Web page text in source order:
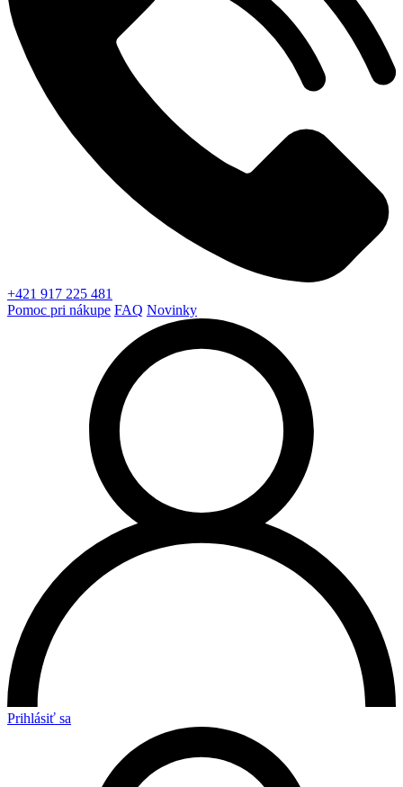
+421 917 225 481
Pomoc pri nákupe FAQ Novinky
Prihlásiť sa